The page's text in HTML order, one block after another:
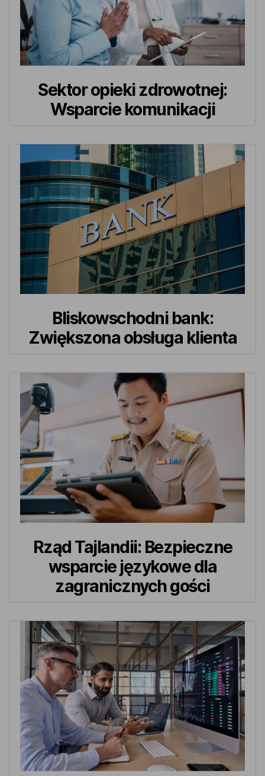
Sektor opieki zdrowotnej:
Wsparcie komunikacji
Bliskowschodni bank:
Zwiększona obsługa klienta
Rząd Tajlandii: Bezpieczne
wsparcie językowe dla
zagranicznych gości